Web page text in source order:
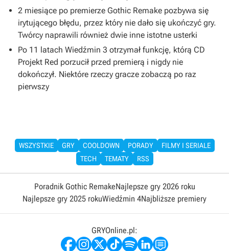
2 miesiące po premierze Gothic Remake pozbywa się
irytującego błędu, przez który nie dało się ukończyć gry.
Twórcy naprawili również dwie inne istotne usterki
Po 11 latach Wiedźmin 3 otrzymał funkcję, którą CD
Projekt Red porzucił przed premierą i nigdy nie
dokończył. Niektóre rzeczy gracze zobaczą po raz
pierwszy
WSZYSTKIE GRY COOLDOWN PORADY
FILMY I SERIALE
TECH
TEMATY RSS
Poradnik Gothic RemakeNajlepsze gry 2026 roku
Najlepsze gry 2025 rokuWiedźmin 4Najbliższe premiery
GRYOnline.pl: